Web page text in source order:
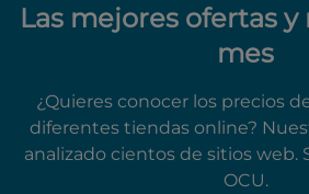
Las mejores ofertas y
mes
¿Quieres conocer los precios
diferentes tiendas online?
analizado cientos de sitios web.
OCU.